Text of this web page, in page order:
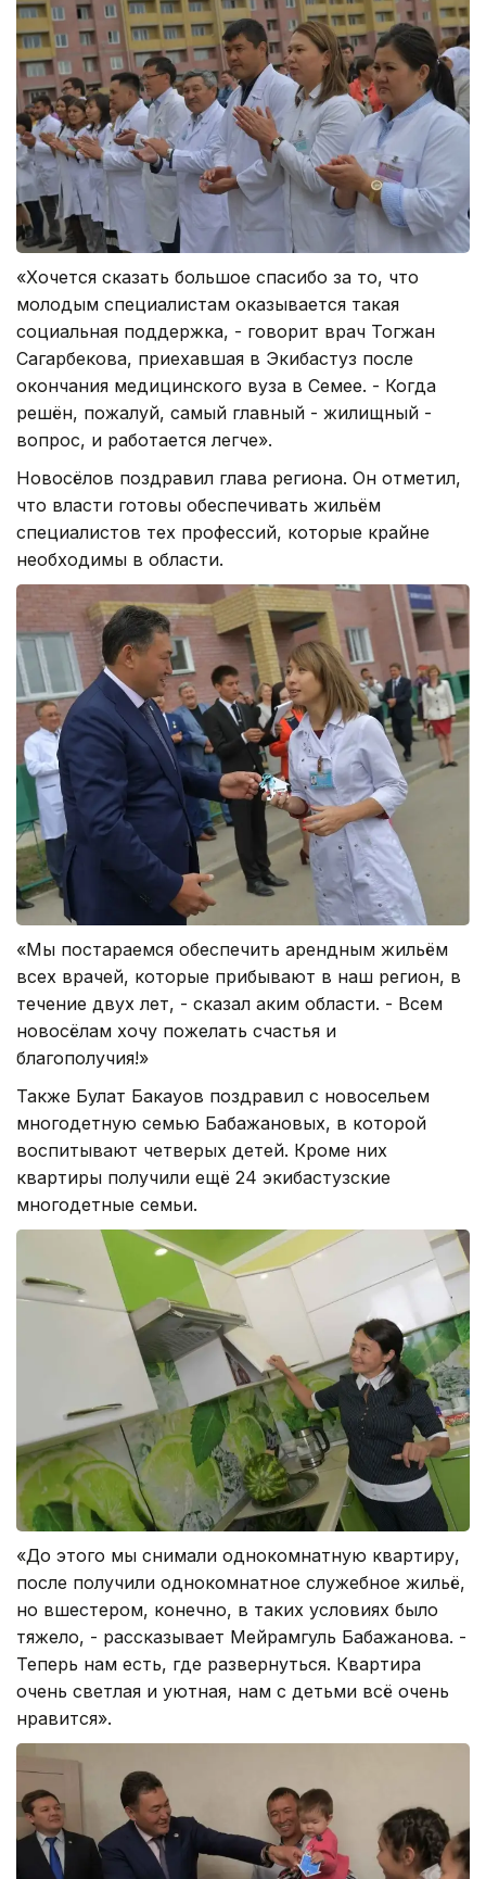
«Хочется сказать большое спасибо за то, что
молодым специалистам оказывается такая
социальная поддержка, - говорит врач Тогжан
Сагарбекова, приехавшая в Экибастуз после
окончания медицинского вуза в Семее. - Когда
решён, пожалуй, самый главный - жилищный -
вопрос, и работается легче».
Новосёлов поздравил глава региона. Он отметил,
что власти готовы обеспечивать жильём
специалистов тех профессий, которые крайне
необходимы в области.
«Мы постараемся обеспечить арендным жильём
всех врачей, которые прибывают в наш регион, в
течение двух лет, - сказал аким области. - Всем
новосёлам хочу пожелать счастья и
благополучия!»
Также Булат Бакауов поздравил с новосельем
многодетную семью Бабажановых, в которой
воспитывают четверых детей. Кроме них
квартиры получили ещё 24 экибастузские
многодетные семьи.
«До этого мы снимали однокомнатную квартиру,
после получили однокомнатное служебное жильё,
но вшестером, конечно, в таких условиях было
тяжело, - рассказывает Мейрамгуль Бабажанова. -
Теперь нам есть, где развернуться. Квартира
очень светлая и уютная, нам с детьми всё очень
нравится».